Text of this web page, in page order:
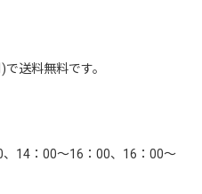
送料無料です。
14：00～16：00、16：00～